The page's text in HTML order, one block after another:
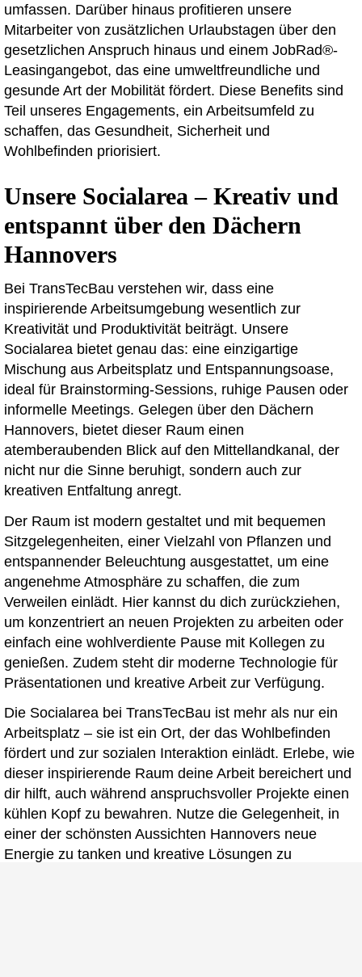
umfassen. Darüber hinaus profitieren unsere
Mitarbeiter von zusätzlichen Urlaubstagen über den
gesetzlichen Anspruch hinaus und einem JobRad®-
Leasingangebot, das eine umweltfreundliche und
gesunde Art der Mobilität fördert. Diese Benefits sind
Teil unseres Engagements, ein Arbeitsumfeld zu
schaffen, das Gesundheit, Sicherheit und
Wohlbefinden priorisiert.
Unsere Socialarea – Kreativ und
entspannt über den Dächern
Hannovers
Bei TransTecBau verstehen wir, dass eine
inspirierende Arbeitsumgebung wesentlich zur
Kreativität und Produktivität beiträgt. Unsere
Socialarea bietet genau das: eine einzigartige
Mischung aus Arbeitsplatz und Entspannungsoase,
ideal für Brainstorming-Sessions, ruhige Pausen oder
informelle Meetings. Gelegen über den Dächern
Hannovers, bietet dieser Raum einen
atemberaubenden Blick auf den Mittellandkanal, der
nicht nur die Sinne beruhigt, sondern auch zur
kreativen Entfaltung anregt.
Der Raum ist modern gestaltet und mit bequemen
Sitzgelegenheiten, einer Vielzahl von Pflanzen und
entspannender Beleuchtung ausgestattet, um eine
angenehme Atmosphäre zu schaffen, die zum
Verweilen einlädt. Hier kannst du dich zurückziehen,
um konzentriert an neuen Projekten zu arbeiten oder
einfach eine wohlverdiente Pause mit Kollegen zu
genießen. Zudem steht dir moderne Technologie für
Präsentationen und kreative Arbeit zur Verfügung.
Die Socialarea bei TransTecBau ist mehr als nur ein
Arbeitsplatz – sie ist ein Ort, der das Wohlbefinden
fördert und zur sozialen Interaktion einlädt. Erlebe, wie
dieser inspirierende Raum deine Arbeit bereichert und
dir hilft, auch während anspruchsvoller Projekte einen
kühlen Kopf zu bewahren. Nutze die Gelegenheit, in
einer der schönsten Aussichten Hannovers neue
Energie zu tanken und kreative Lösungen zu